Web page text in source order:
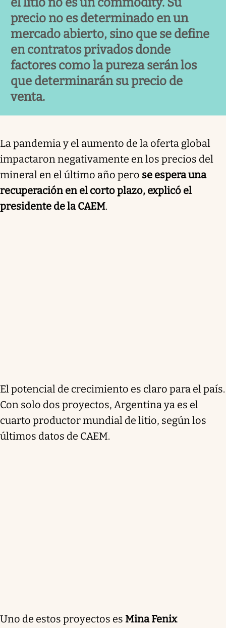
precio no es determinado en un
mercado abierto, sino que se define
en contratos privados donde
factores como la pureza serán los
que determinarán su precio de
venta.
La pandemia y el aumento de la oferta global
impactaron negativamente en los precios del
mineral en el último año pero se espera una
recuperación en el corto plazo, explicó el
presidente de la CAEM.
El potencial de crecimiento es claro para el país.
Con solo dos proyectos, Argentina ya es el
cuarto productor mundial de litio, según los
últimos datos de CAEM.
Uno de estos proyectos es Mina Fenix